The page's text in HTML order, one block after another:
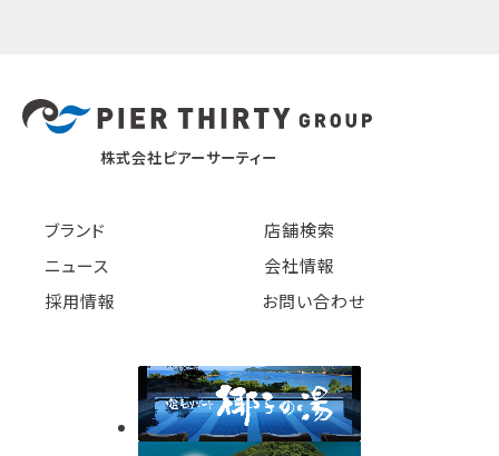
株式会社ピアーサーティー
ブランド
店舗検索
ニュース
会社情報
採用情報
お問い合わせ